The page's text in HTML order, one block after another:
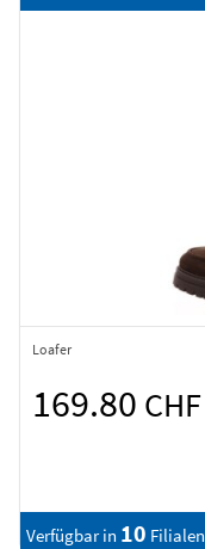
Loafer
169.80 CHF
Verfügbar in 10 Filialen